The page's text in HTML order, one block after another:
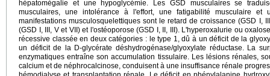
hépatomégalie et une hypoglycémie. Les GSD musculaires se
musculaires, une intolérance à l'effort, une fatigabilité musculaire et
manifestations musculosquelettiques sont le retard de croissance (GSD I,
(GSD I, III, V et VII) et l'ostéoporose (GSD I, II, III). L'hyperoxalurie ou
récessive classée en deux catégories : le type 1, dû à un déficit de la
un déficit de la D-glycérate déshydrogénase/glyoxylate réductase. La
enzymatiques entraîne son accumulation tissulaire. Les lésions rénales,
calcium et de néphrocalcinose, conduisent à une insuffisance rénale